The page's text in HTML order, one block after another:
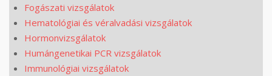
Fogászati vizsgálatok
Hematológiai és véralvadási vizsgálatok
Hormonvizsgálatok
Humángenetikai PCR vizsgálatok
Immunológiai vizsgálatok